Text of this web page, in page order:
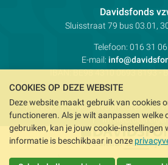
Davidsfonds
Adres:
Sluisstraat 79 bus 03.01,
Telefoon: 016 31
E-mail:
IBAN:BE98 4310 0693 8193-
Privacy Koekjesvoorkeuren
Intellectueel
COOKIES OP DEZE WEBSITE
Deze website maakt gebruik van cookies
functioneren. Als je wilt aanpassen welke
gebruiken, kan je jouw cookie-instellingen
informatie is beschikbaar in onze